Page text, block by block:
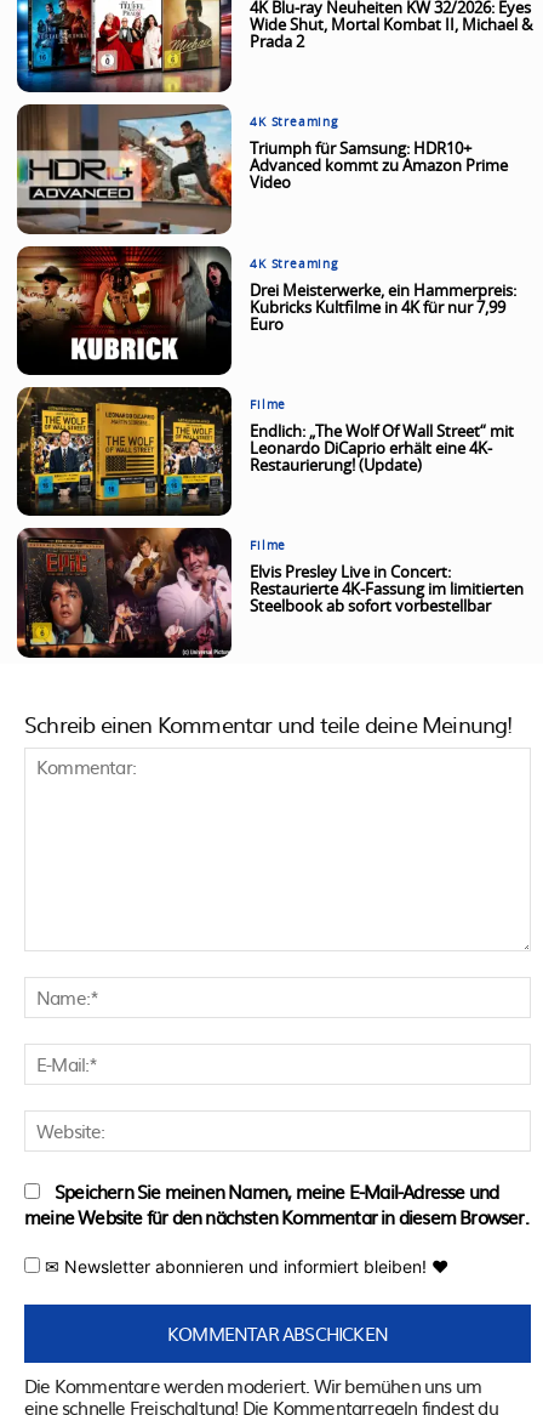
4K Blu-ray Neuheiten KW 32/2026: Eyes
Wide Shut, Mortal Kombat II, Michael &
Prada 2
4K Streaming
Triumph für Samsung: HDR10+
Advanced kommt zu Amazon Prime
Video
4K Streaming
Drei Meisterwerke, ein Hammerpreis:
Kubricks Kultfilme in 4K für nur 7,99
Euro
Filme
Endlich: „The Wolf Of Wall Street“ mit
Leonardo DiCaprio erhält eine 4K-
Restaurierung! (Update)
Filme
Elvis Presley Live in Concert:
Restaurierte 4K-Fassung im limitierten
Steelbook ab sofort vorbestellbar
Schreib einen Kommentar und teile deine Meinung!
Speichern Sie meinen Namen, meine E-Mail-Adresse und
meine Website für den nächsten Kommentar in diesem Browser.
✉ Newsletter abonnieren und informiert bleiben! ♥
Die Kommentare werden moderiert. Wir bemühen uns um
eine schnelle Freischaltung! Die Kommentarregeln findest du